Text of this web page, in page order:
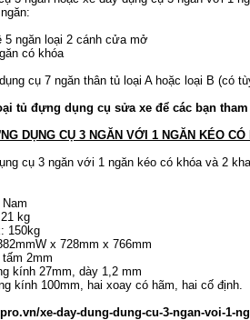
5 ngăn loại 2 cánh cửa mở
có khóa
cụ 7 ngăn thân tủ loại A hoặc loại B (có
tủ đựng dụng cụ sửa xe để các bạn tham
DỤNG CỤ 3 NGĂN VỚI 1 NGĂN KÉO CÓ
cụ 3 ngăn với 1 ngăn kéo có khóa và 2
kg
150kg
x 728mm x 766mm
2mm
kính 27mm, dày 1,2 mm
kính 100mm, hai xoay có hãm, hai cố định.
xe-day-dung-dung-cu-3-ngan-voi-1-